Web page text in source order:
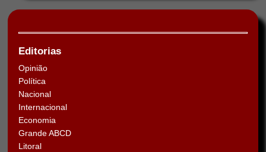
Editorias
Opinião
Política
Nacional
Internacional
Economia
Grande ABCD
Litoral